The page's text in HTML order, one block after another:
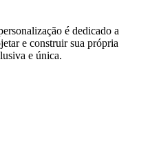
é dedicado a
e construir sua própria
e única.